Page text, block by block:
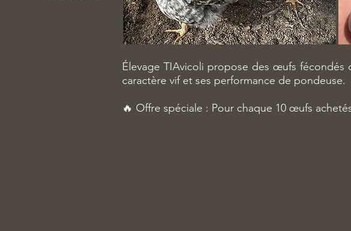
Élevage TIAvicoli propose des œufs fécondés
caractère vif et ses performance de pondeuse.
🔥 Offre spéciale : Pour chaque 10 œufs